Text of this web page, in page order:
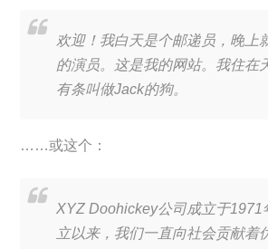
欢迎！我白天是个邮递员，晚上
的演员。这是我的网站。我住在
有条叫做Jack的狗。
……或这个：
XYZ Doohickey公司成立于1971
立以来，我们一直向社会贡献着